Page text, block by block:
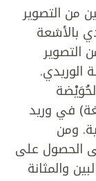
من التصوير
بالأشعة
التصوير
الوريدي.
في وريد
ومن
الحصول على
والمثانة